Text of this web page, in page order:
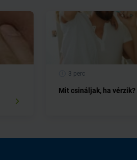
3 perc
Mit csináljak, ha vérzik?